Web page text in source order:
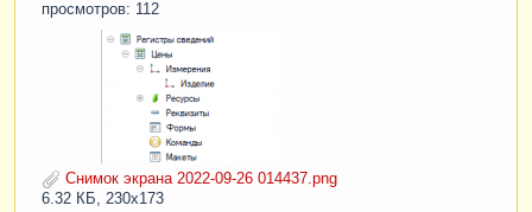
просмотров: 112
Снимок экрана 2022-09-26 014437.png
6.32 КБ, 230x173